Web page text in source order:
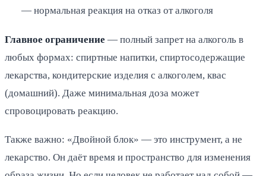
— нормальная реакция на отказ от алкоголя
Главное ограничение — полный запрет на алкоголь в
любых формах: спиртные напитки, спиртосодержащие
лекарства, кондитерские изделия с алкоголем, квас
(домашний). Даже минимальная доза может
спровоцировать реакцию.
Также важно: «Двойной блок» — это инструмент, а не
лекарство. Он даёт время и пространство для изменения